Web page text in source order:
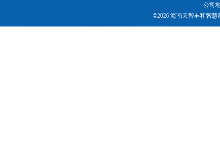
公司
©2026 海南天智丰和智